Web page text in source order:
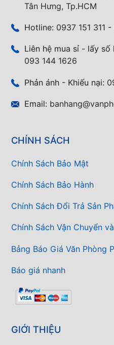
Tân Hưng, Tp.HCM
Hotline: 0937 151 311 -
Liên hệ mua sỉ - lấy số
093 144 1626
Phản ánh - Khiếu nại:
Email:
CHÍNH SÁCH
Chính Sách Bảo Mật
Chính Sách Bảo Hành
Chính Sách Đổi Trả Sản
Chính Sách Vận Chuyển
Bảng Báo Giá Văn Phòng
Báo giá nhanh
GIỚI THIỆU